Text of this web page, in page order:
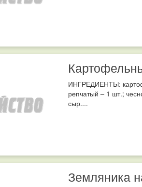
ИНГРЕДИЕНТЫ:
репчатый – 1 шт.;
сыр....
Земляника